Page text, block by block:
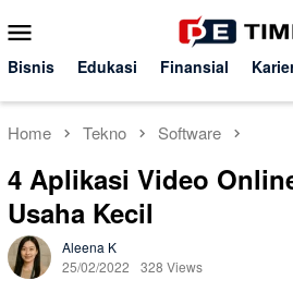
to
contentMenu
Bisnis Edukasi Finansial
Home Tekno Software
4 Aplikasi Video
Usaha Kecil
Aleena K
25/02/2022
328 Views